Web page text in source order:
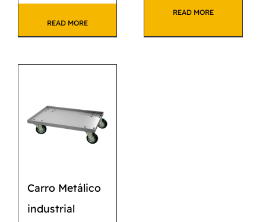
READ MORE
READ MORE
Carro Metálico
industrial